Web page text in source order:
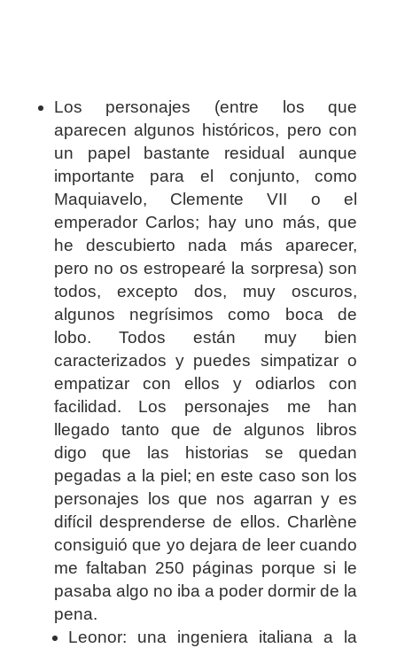
Los personajes (entre los que
aparecen algunos históricos, pero con
un papel bastante residual aunque
importante para el conjunto, como
Maquiavelo, Clemente VII o el
emperador Carlos; hay uno más, que
he descubierto nada más aparecer,
pero no os estropearé la sorpresa) son
todos, excepto dos, muy oscuros,
algunos negrísimos como boca de
lobo. Todos están muy bien
caracterizados y puedes simpatizar o
empatizar con ellos y odiarlos con
facilidad. Los personajes me han
llegado tanto que de algunos libros
digo que las historias se quedan
pegadas a la piel; en este caso son los
personajes los que nos agarran y es
difícil desprenderse de ellos. Charlène
consiguió que yo dejara de leer cuando
me faltaban 250 páginas porque si le
pasaba algo no iba a poder dormir de la
pena.
Leonor: una ingeniera italiana a la